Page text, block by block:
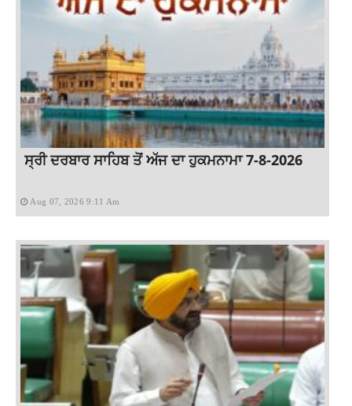
ਸ੍ਰੀ ਦਰਬਾਰ ਸਾਹਿਬ ਤੋਂ ਅੱਜ ਦਾ ਹੁਕਮਨਾਮਾ 7-8-2026
Aug 07, 2026 9:11 Am